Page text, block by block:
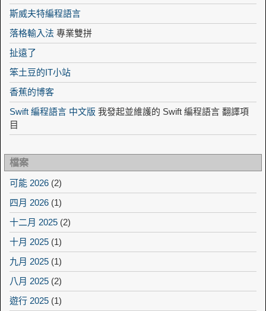
斯威夫特編程語言
落格輸入法 專業雙拼
扯遠了
笨土豆的IT小站
香蕉的博客
Swift 編程語言 中文版 我發起並維護的 Swift 編程語言 翻譯項
目
檔案
可能 2026 (2)
四月 2026 (1)
十二月 2025 (2)
十月 2025 (1)
九月 2025 (1)
八月 2025 (2)
遊行 2025 (1)